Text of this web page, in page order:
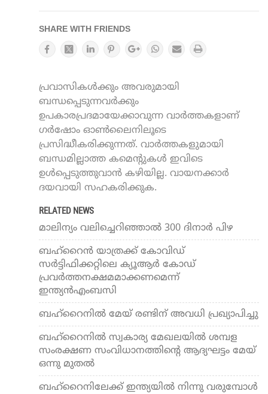
SHARE WITH FRIENDS
പ്രവാസികൾക്കും അവരുമായി
ബന്ധപ്പെടുന്നവർക്കും
ഉപകാരപ്രദമായേക്കാവുന്ന വാർത്തകളാണ്
ഗർഷോം ഓൺലൈനിലൂടെ
പ്രസിദ്ധീകരിക്കുന്നത്. വാർത്തകളുമായി
ബന്ധമില്ലാത്ത കമെന്റുകൾ ഇവിടെ
ഉൾപ്പെടുത്തുവാൻ കഴിയില്ല. വായനക്കാർ
ദയവായി സഹകരിക്കുക.
RELATED NEWS
മാലിന്യം വലിച്ചെറിഞ്ഞാല്‍ 300 ദിനാര്‍ പിഴ
ബഹ്‌റൈന്‍ യാത്രക്ക് കോവിഡ്
സര്‍ട്ടിഫിക്കറ്റിലെ ക്യൂആര്‍ കോഡ്
പ്രവര്‍ത്തനക്ഷമമാക്കണമെന്ന്
ഇന്ത്യന്‍എംബസി
ബഹ്‌റൈനില്‍ മേയ് രണ്ടിന് അവധി പ്രഖ്യാപിച്ചു
ബഹ്‌റൈനില്‍ സ്വകാര്യ മേഖലയില്‍ ശമ്പള
സംരക്ഷണ സംവിധാനത്തിന്റെ ആദ്യഘട്ടം മേയ്
ഒന്നു മുതല്‍
ബഹ്‌റൈനിലേക്ക് ഇന്ത്യയില്‍ നിന്നു വരുമ്പോള്‍